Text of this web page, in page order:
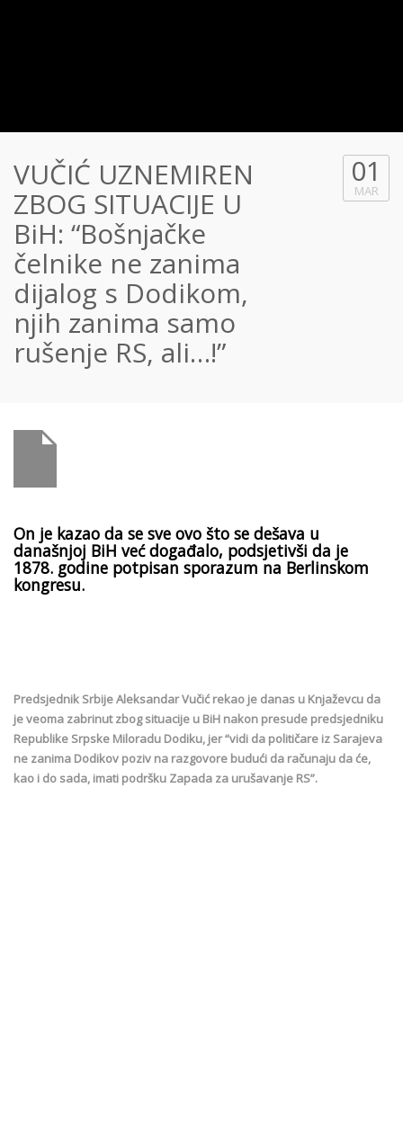
VUČIĆ UZNEMIREN
ZBOG SITUACIJE U
BiH: “Bošnjačke
čelnike ne zanima
dijalog s Dodikom,
njih zanima samo
rušenje RS, ali…!”
01
MAR
On je kazao da se sve ovo što se dešava u
današnjoj BiH već događalo, podsjetivši da je
1878. godine potpisan sporazum na Berlinskom
kongresu.
Predsjednik Srbije Aleksandar Vučić rekao je danas u Knjaževcu da
je veoma zabrinut zbog situacije u BiH nakon presude predsjedniku
Republike Srpske Miloradu Dodiku, jer “vidi da političare iz Sarajeva
ne zanima Dodikov poziv na razgovore budući da računaju da će,
kao i do sada, imati podršku Zapada za urušavanje RS”.